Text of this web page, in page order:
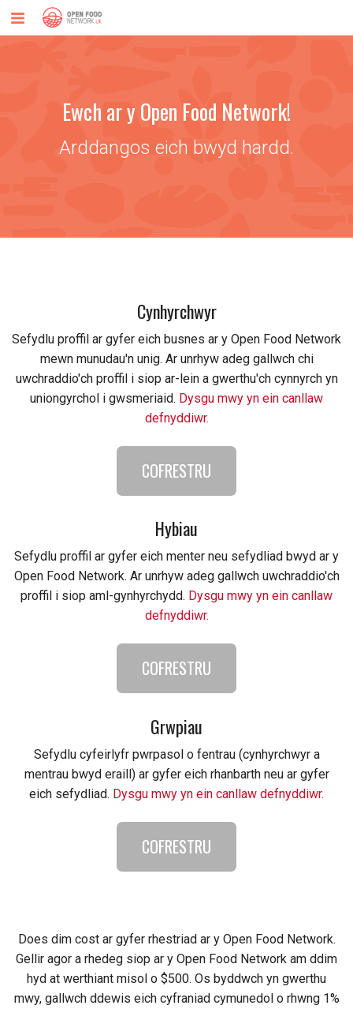
Ewch ar y Open Food Network!
Arddangos eich bwyd hardd.
Cynhyrchwyr
Sefydlu proffil ar gyfer eich busnes ar y Open Food Network
mewn munudau'n unig. Ar unrhyw adeg gallwch chi
uwchraddio'ch proffil i siop ar-lein a gwerthu'ch cynnyrch yn
uniongyrchol i gwsmeriaid. Dysgu mwy yn ein canllaw
defnyddiwr.
COFRESTRU
Hybiau
Sefydlu proffil ar gyfer eich menter neu sefydliad bwyd ar y
Open Food Network. Ar unrhyw adeg gallwch uwchraddio'ch
proffil i siop aml-gynhyrchydd. Dysgu mwy yn ein canllaw
defnyddiwr.
COFRESTRU
Grwpiau
Sefydlu cyfeirlyfr pwrpasol o fentrau (cynhyrchwyr a
mentrau bwyd eraill) ar gyfer eich rhanbarth neu ar gyfer
eich sefydliad. Dysgu mwy yn ein canllaw defnyddiwr.
COFRESTRU
Does dim cost ar gyfer rhestriad ar y Open Food Network.
Gellir agor a rhedeg siop ar y Open Food Network am ddim
hyd at werthiant misol o $500. Os byddwch yn gwerthu
mwy, gallwch ddewis eich cyfraniad cymunedol o rhwng 1%